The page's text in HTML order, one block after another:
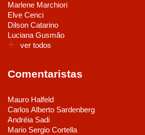
Marlene Marchiori
Elve Cenci
Dilson Catarino
Luciana Gusmão
ver todos
Comentaristas
Mauro Halfeld
Carlos Alberto Sardenberg
Andréia Sadi
Mario Sergio Cortella